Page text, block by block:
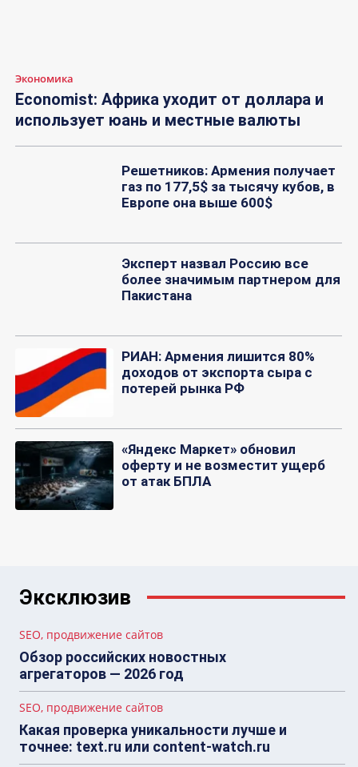
Экономика
Economist: Африка уходит от доллара и
использует юань и местные валюты
Решетников: Армения получает
газ по 177,5$ за тысячу кубов, в
Европе она выше 600$
Эксперт назвал Россию все
более значимым партнером для
Пакистана
РИАН: Армения лишится 80%
доходов от экспорта сыра с
потерей рынка РФ
«Яндекс Маркет» обновил
оферту и не возместит ущерб
от атак БПЛА
Эксклюзив
SEO, продвижение сайтов
Обзор российских новостных
агрегаторов — 2026 год
SEO, продвижение сайтов
Какая проверка уникальности лучше и
точнее: text.ru или content-watch.ru